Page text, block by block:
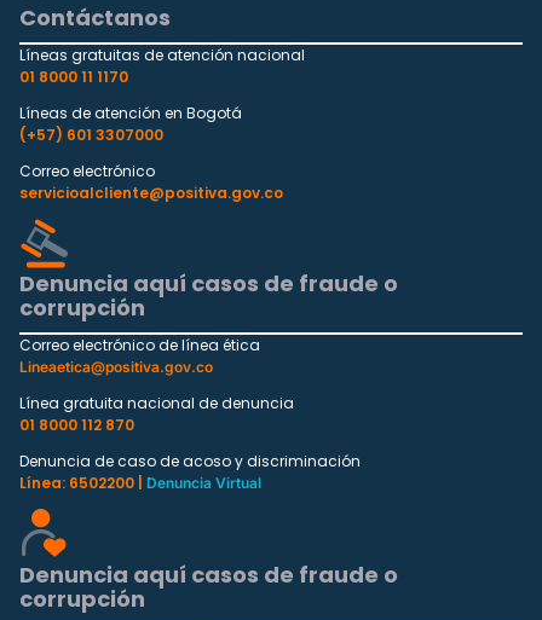
Contáctanos
Líneas gratuitas de atención nacional
01 8000 11 1170
Líneas de atención en Bogotá
(+57) 601 3307000
Correo electrónico
servicioalcliente@positiva.gov.co
Denuncia aquí casos de fraude o
corrupción
Correo electrónico de línea ética
Lineaetica@positiva.gov.co
Línea gratuita nacional de denuncia
01 8000 112 870
Denuncia de caso de acoso y discriminación
Línea: 6502200 |
Denuncia Virtual
Denuncia aquí casos de fraude o
corrupción